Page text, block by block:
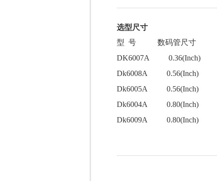
选型尺寸
型 号 数码管尺寸 外
DK6007A 0.36(Inch)
Dk6008A 0.56(Inch)
Dk6005A 0.56(Inch)
Dk6004A 0.80(Inch)
Dk6009A 0.80(Inch)